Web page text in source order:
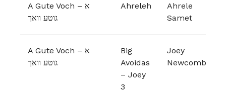
A Gute Voch – א
גוטע וואך
Ahreleh
Ahrele
Samet
A Gute Voch – א
גוטע וואך
Big
Avoidas
– Joey
3
Joey
Newcomb